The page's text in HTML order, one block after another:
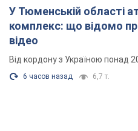
У Тюменській області
комплекс: що відомо
відео
Від кордону з Україною понад
6 часов назад 6,7 т.